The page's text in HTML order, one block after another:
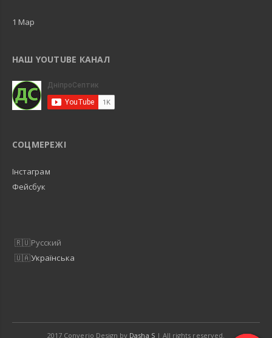
1 Map
НАШ YOUTUBE КАНАЛ
СОЦМЕРЕЖІ
Інстаграм
Фейсбук
Русский
Українська
2017 Converio Design by Dasha S| All rights reserved.